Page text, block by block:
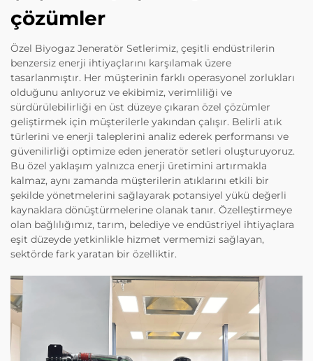
çözümler
Özel Biyogaz Jeneratör Setlerimiz, çeşitli endüstrilerin
benzersiz enerji ihtiyaçlarını karşılamak üzere
tasarlanmıştır. Her müşterinin farklı operasyonel zorlukları
olduğunu anlıyoruz ve ekibimiz, verimliliği ve
sürdürülebilirliği en üst düzeye çıkaran özel çözümler
geliştirmek için müşterilerle yakından çalışır. Belirli atık
türlerini ve enerji taleplerini analiz ederek performansı ve
güvenilirliği optimize eden jeneratör setleri oluşturuyoruz.
Bu özel yaklaşım yalnızca enerji üretimini artırmakla
kalmaz, aynı zamanda müşterilerin atıklarını etkili bir
şekilde yönetmelerini sağlayarak potansiyel yükü değerli
kaynaklara dönüştürmelerine olanak tanır. Özelleştirmeye
olan bağlılığımız, tarım, belediye ve endüstriyel ihtiyaçlara
eşit düzeyde yetkinlikle hizmet vermemizi sağlayan,
sektörde fark yaratan bir özelliktir.